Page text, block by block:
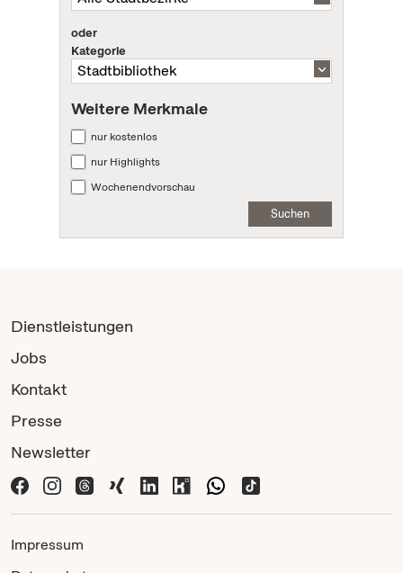
oder
Kategorie
Weitere Merkmale
nur kostenlos
nur Highlights
Wochenendvorschau
Suchen
Dienstleistungen
Jobs
Kontakt
Presse
Newsletter
Impressum